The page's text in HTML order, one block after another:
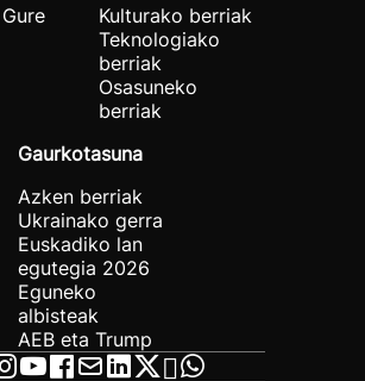
Kulturako berriak
Teknologiako
berriak
Osasuneko
berriak
Gaurkotasuna
Azken berriak
Ukrainako gerra
Euskadiko lan
egutegia 2026
Eguneko
albisteak
AEB eta Trump